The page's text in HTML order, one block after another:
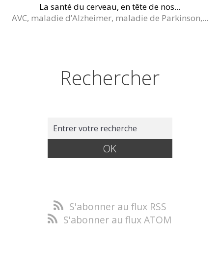
La santé du cerveau, en tête de nos...
AVC, maladie d’Alzheimer, maladie de Parkinson,...
Rechercher
S'abonner au flux RSS
S'abonner au flux ATOM